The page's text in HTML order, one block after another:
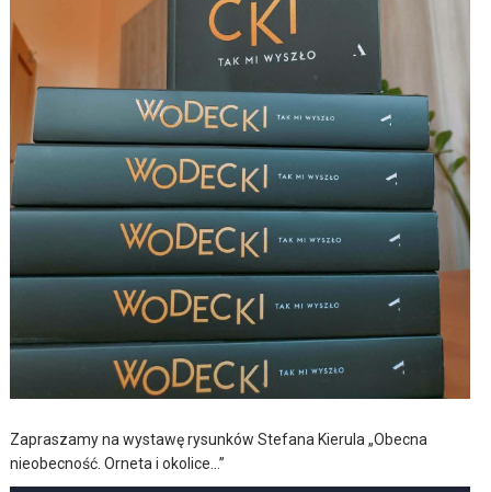
Zapraszamy na wystawę rysunków Stefana Kierula „Obecna
nieobecność. Orneta i okolice…”